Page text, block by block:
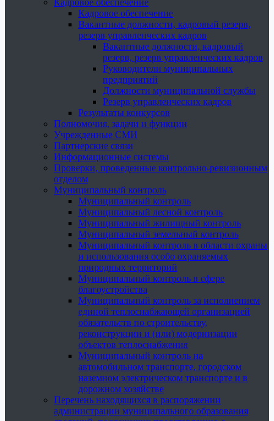
Кадровое обеспечение
Кадровое обеспечение
Вакантные должности, кадровый резерв,
резерв управленческих кадров
Вакантные должности, кадровый
резерв, резерв управленческих кадров
Руководители муниципальных
предприятий
Должности муниципальной службы
Резерв управленческих кадров
Результаты конкурсов
Полномочия, задачи и функции
Учрежденные СМИ
Партнерские связи
Информационные системы
Проверки, проведенные контрольно-ревизионным
отделом
Муниципальный контроль
Муниципальный контроль
Муниципальный лесной контроль
Муниципальный жилищный контроль
Муниципальный земельный контроль
Муниципальный контроль в области охраны
и использования особо охраняемых
природных территорий
Муниципальный контроль в сфере
благоустройства
Муниципальный контроль за исполнением
единой теплоснабжающей организацией
обязательств по строительству,
реконструкции и (или) модернизации
объектов теплоснабжения
Муниципальный контроль на
автомобильном транспорте, городском
наземном электрическом транспорте и в
дорожном хозяйстве
Перечень находящихся в распоряжении
администрации муниципального образования